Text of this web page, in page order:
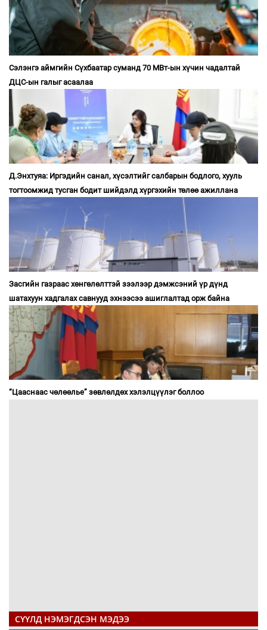
Сэлэнгэ аймгийн Сүхбаатар суманд 70 МВт-ын хүчин чадалтай
ДЦС-ын галыг асаалаа
Д.Энхтуяа: Иргэдийн санал, хүсэлтийг салбарын бодлого, хууль
тогтоомжид тусган бодит шийдэлд хүргэхийн төлөө ажиллана
Засгийн газраас хөнгөлөлттэй зээлээр дэмжсэний үр дүнд
шатахуун хадгалах савнууд эхнээсээ ашиглалтад орж байна
“Цааснаас чөлөөлье” зөвлөлдөх хэлэлцүүлэг боллоо
СҮҮЛД НЭМЭГДСЭН МЭДЭЭ